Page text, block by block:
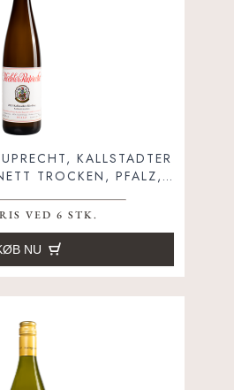
KALLSTADTER
TROCKEN, PFALZ,
VED 6 STK.
NU